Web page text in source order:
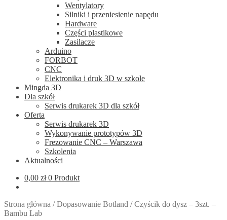
Wentylatory
Silniki i przeniesienie napędu
Hardware
Części plastikowe
Zasilacze
Arduino
FORBOT
CNC
Elektronika i druk 3D w szkole
Mingda 3D
Dla szkół
Serwis drukarek 3D dla szkół
Oferta
Serwis drukarek 3D
Wykonywanie prototypów 3D
Frezowanie CNC – Warszawa
Szkolenia
Aktualności
0,00 zł 0 Produkt
Strona główna /Dopasowanie Botland /Czyścik do dysz – 3szt. –
Bambu Lab